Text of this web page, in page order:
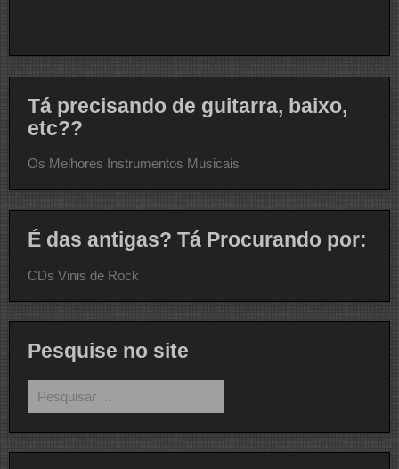
Tá precisando de guitarra, baixo,
etc??
Os Melhores Instrumentos Musicais
É das antigas? Tá Procurando por:
CDs Vinis de Rock
Pesquise no site
por: